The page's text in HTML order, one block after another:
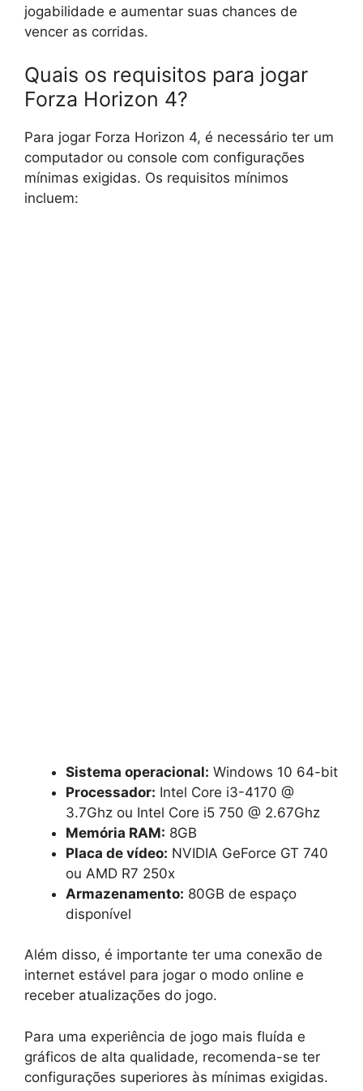
jogabilidade e aumentar suas chances de
vencer as corridas.
Quais os requisitos para jogar
Forza Horizon 4?
Para jogar Forza Horizon 4, é necessário ter um
computador ou console com configurações
mínimas exigidas. Os requisitos mínimos
incluem:
Sistema operacional: Windows 10 64-bit
Processador: Intel Core i3-4170 @
3.7Ghz ou Intel Core i5 750 @ 2.67Ghz
Memória RAM: 8GB
Placa de vídeo: NVIDIA GeForce GT 740
ou AMD R7 250x
Armazenamento: 80GB de espaço
disponível
Além disso, é importante ter uma conexão de
internet estável para jogar o modo online e
receber atualizações do jogo.
Para uma experiência de jogo mais fluída e
gráficos de alta qualidade, recomenda-se ter
configurações superiores às mínimas exigidas.